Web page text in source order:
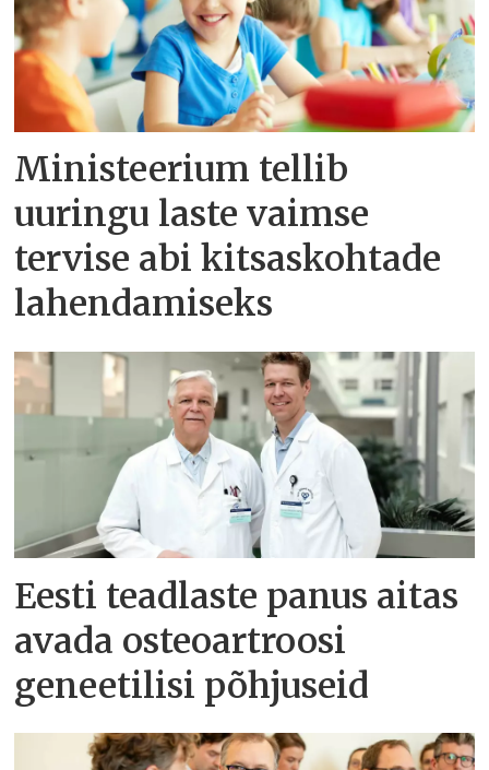
Ministeerium tellib
uuringu laste vaimse
tervise abi kitsaskohtade
lahendamiseks
Eesti teadlaste panus aitas
avada osteoartroosi
geneetilisi põhjuseid